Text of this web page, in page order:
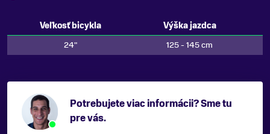
Veľkosť bicykla
Výška jazdca
24"
125 - 145 cm
Potrebujete viac informácii? Sme tu
pre vás.